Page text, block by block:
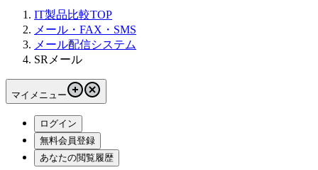
IT製品比較TOP
メール・FAX・SMS
メール配信システム
SRメール
マイメニュー
ログイン
無料会員登録
あなたの閲覧履歴